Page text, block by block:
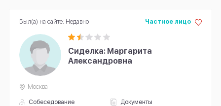
Сиделка: Маргарита
Александровна
Собеседование
Документы
Частное лицо
Москва
Был(а) на сайте: Недавно